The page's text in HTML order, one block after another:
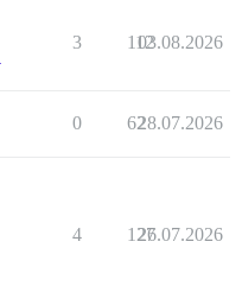
3 112
03.08.2026
0 6228.07.2026
4 127
26.07.2026